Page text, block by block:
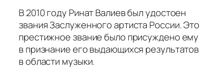
В 2010 году Ринат Валиев был удостоен
звания Заслуженного артиста России. Это
престижное звание было присуждено ему
в признание его выдающихся результатов
в области музыки.